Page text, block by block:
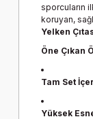
sporcuların
koruyan,
Yelken
Öne Çıkan
Tam Set
Yüksek